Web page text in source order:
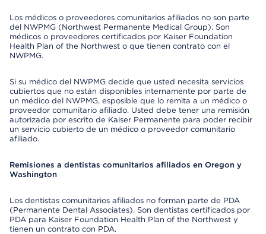
Los médicos o proveedores comunitarios afiliados no son parte
del NWPMG (Northwest Permanente Medical Group). Son
médicos o proveedores certificados por Kaiser Foundation
Health Plan of the Northwest o que tienen contrato con el
NWPMG.
Si su médico del NWPMG decide que usted necesita servicios
cubiertos que no están disponibles internamente por parte de
un médico del NWPMG, esposible que lo remita a un médico o
proveedor comunitario afiliado. Usted debe tener una remisión
autorizada por escrito de Kaiser Permanente para poder recibir
un servicio cubierto de un médico o proveedor comunitario
afiliado.
Remisiones a dentistas comunitarios afiliados en Oregon y
Washington
Los dentistas comunitarios afiliados no forman parte de PDA
(Permanente Dental Associates). Son dentistas certificados por
PDA para Kaiser Foundation Health Plan of the Northwest y
tienen un contrato con PDA.